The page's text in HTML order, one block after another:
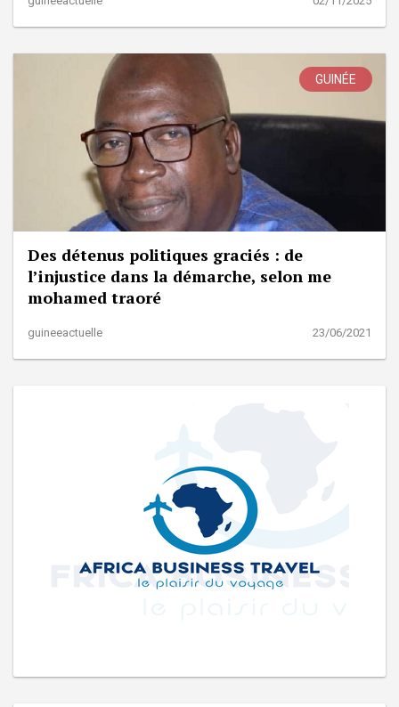
GUINÉE
Des détenus politiques graciés : de
l’injustice dans la démarche, selon me
mohamed traoré
guineeactuelle 23/06/2021